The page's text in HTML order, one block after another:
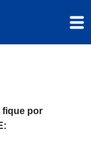
fique por